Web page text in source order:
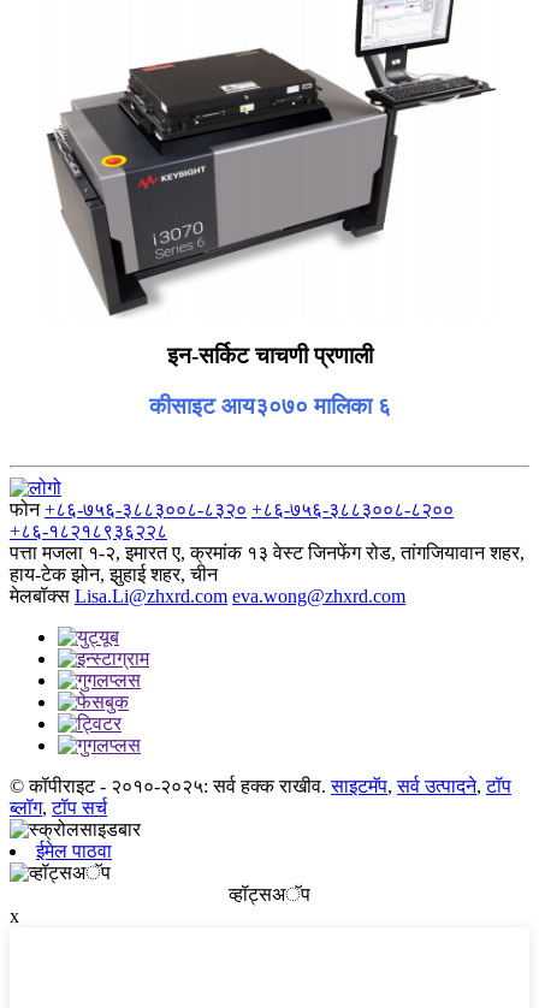
इन-सर्किट चाचणी प्रणाली
कीसाइट आय३०७० मालिका ६
फोन +८६-७५६-३८८३००८-८३२० +८६-७५६-३८८३००८-८२००
+८६-१८२१८९३६२२८
पत्ता मजला १-२, इमारत ए, क्रमांक १३ वेस्ट जिनफेंग रोड, तांगजियावान शहर,
हाय-टेक झोन, झुहाई शहर, चीन
मेलबॉक्स Lisa.Li@zhxrd.com eva.wong@zhxrd.com
© कॉपीराइट - २०१०-२०२५: सर्व हक्क राखीव. साइटमॅप,सर्व उत्पादने,टॉप
ब्लॉग,टॉप सर्च
ईमेल पाठवा
व्हॉट्सअॅप
x